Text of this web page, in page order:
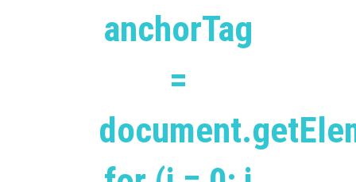
anchorTag
=